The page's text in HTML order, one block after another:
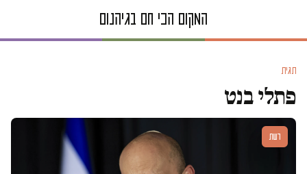
תגית
פתלי בנט
דעות